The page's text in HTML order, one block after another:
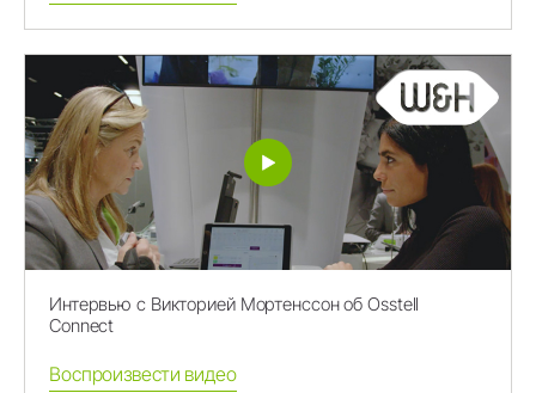
Интервью с Викторией Мортенссон об Osstell
Connect
Воспроизвести видео